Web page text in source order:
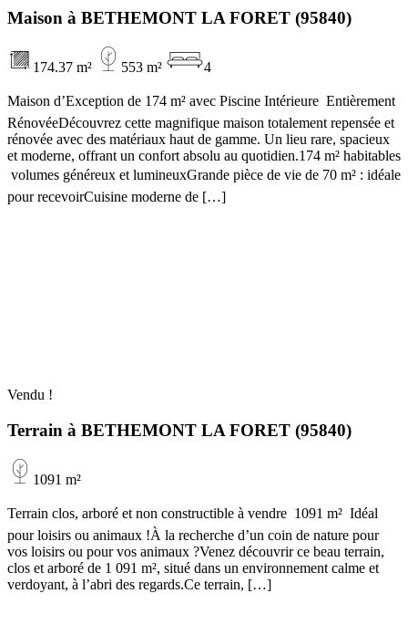
Maison à BETHEMONT LA FORET (95840)
174.37 m² 553 m² 4
Maison d’Exception de 174 m² avec Piscine Intérieure  Entièrement
RénovéeDécouvrez cette magnifique maison totalement repensée et
rénovée avec des matériaux haut de gamme. Un lieu rare, spacieux
et moderne, offrant un confort absolu au quotidien.174 m² habitables
 volumes généreux et lumineuxGrande pièce de vie de 70 m² : idéale
pour recevoirCuisine moderne de […]
Vendu !
Terrain à BETHEMONT LA FORET (95840)
1091 m²
Terrain clos, arboré et non constructible à vendre  1091 m²  Idéal
pour loisirs ou animaux !À la recherche d’un coin de nature pour
vos loisirs ou pour vos animaux ?Venez découvrir ce beau terrain,
clos et arboré de 1 091 m², situé dans un environnement calme et
verdoyant, à l’abri des regards.Ce terrain, […]